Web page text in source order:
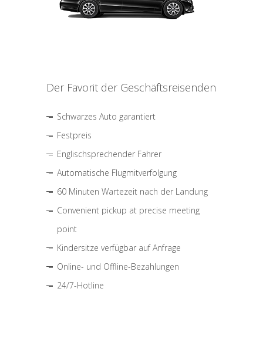
Der Favorit der Geschäftsreisenden
Schwarzes Auto garantiert
Festpreis
Englischsprechender Fahrer
Automatische Flugmitverfolgung
60 Minuten Wartezeit nach der Landung
Convenient pickup at precise meeting
point
Kindersitze verfügbar auf Anfrage
Online- und Offline-Bezahlungen
24/7-Hotline